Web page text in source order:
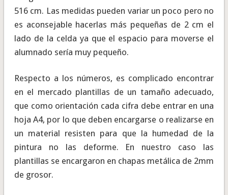
516 cm. Las medidas pueden variar un poco pero no
es aconsejable hacerlas más pequeñas de 2 cm el
lado de la celda ya que el espacio para moverse el
alumnado sería muy pequeño.
Respecto a los números, es complicado encontrar
en el mercado plantillas de un tamaño adecuado,
que como orientación cada cifra debe entrar en una
hoja A4, por lo que deben encargarse o realizarse en
un material resisten para que la humedad de la
pintura no las deforme. En nuestro caso las
plantillas se encargaron en chapas metálica de 2mm
de grosor.